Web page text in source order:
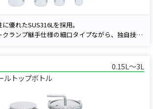
優れたSUS316Lを採用。
ランプ継手仕様の細口タイプながら、独自技術
薬・バイオ分野の液体・粉体の保存に最適で
磨仕様もラインアップしており、より高い清浄
られる用途にも対応します。
0.15L～3L
ルトップボトル